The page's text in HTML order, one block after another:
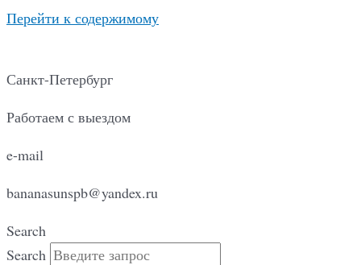
Перейти к содержимому
Санкт-Петербург
Работаем с выездом
e-mail
bananasunspb@yandex.ru
Search
Search